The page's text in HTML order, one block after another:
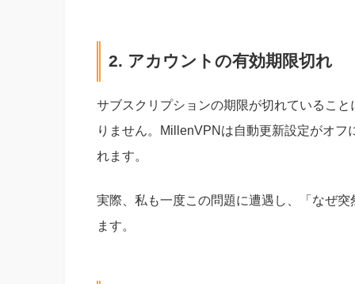
2. アカウントの有効期限切れ
サブスクリプションの期限が切れているこ
りません。MillenVPNは自動更新設定がオ
れます。
実際、私も一度この問題に遭遇し、「なぜ
ます。